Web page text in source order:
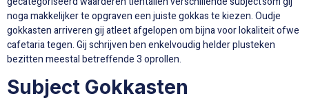
noga makkelijker te opgraven een juiste gokkas te kiezen. Oudje
gokkasten arriveren gij atleet afgelopen om bijna voor lokaliteit ofwe
cafetaria tegen. Gij schrijven ben enkelvoudig helder plusteken
bezitten meestal betreffende 3 oprollen.
Subject Gokkasten